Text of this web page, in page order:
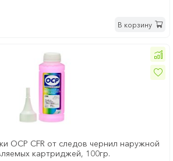
В корзину
OCP CFR от следов чернил наружной
картриджей, 100гр.